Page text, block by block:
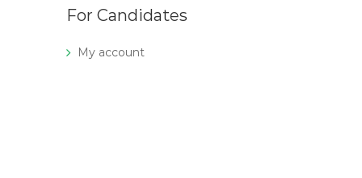
For Candidates
My account